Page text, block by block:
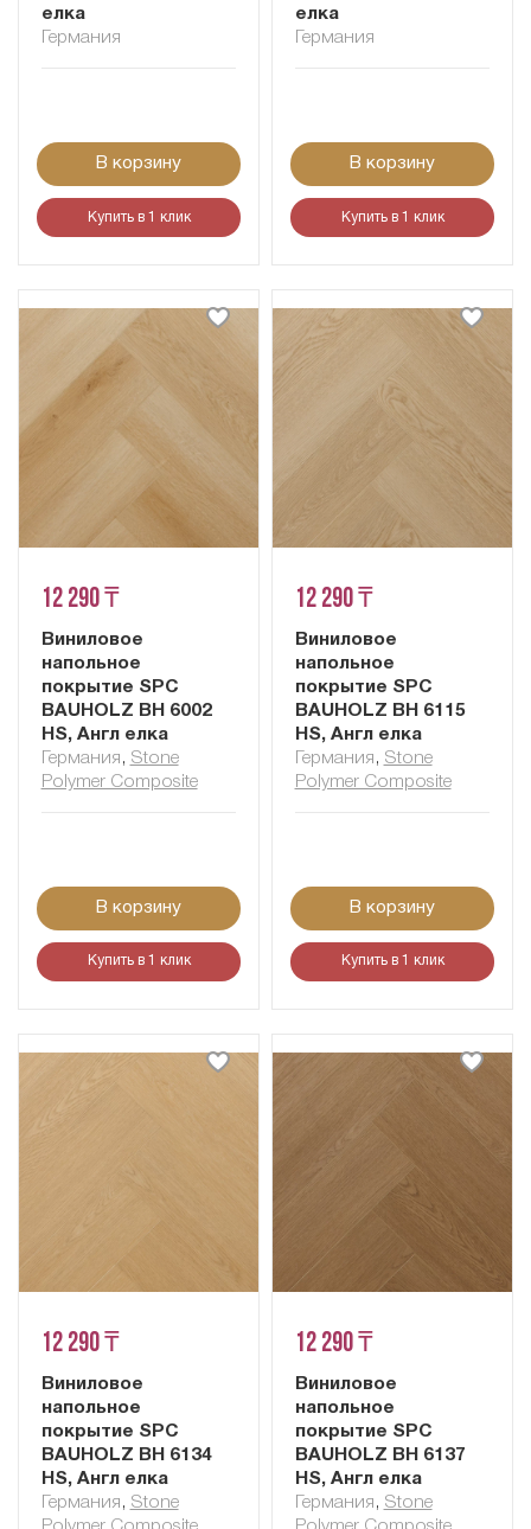
елка
Германия
В корзину
Купить в 1 клик
елка
Германия
В корзину
Купить в 1 клик
12 290 ₸
Виниловое
напольное
покрытие SPC
BAUHOLZ BH 6002
HS, Англ елка
Германия , Stone
Polymer Composite
В корзину
Купить в 1 клик
12 290 ₸
Виниловое
напольное
покрытие SPC
BAUHOLZ BH 6115
HS, Англ елка
Германия , Stone
Polymer Composite
В корзину
Купить в 1 клик
12 290 ₸
Виниловое
напольное
покрытие SPC
BAUHOLZ BH 6134
HS, Англ елка
Германия , Stone
12 290 ₸
Виниловое
напольное
покрытие SPC
BAUHOLZ BH 6137
HS, Англ елка
Германия , Stone